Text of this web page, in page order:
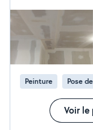
N'hésitez pas à
Peinture Pose
Voir le